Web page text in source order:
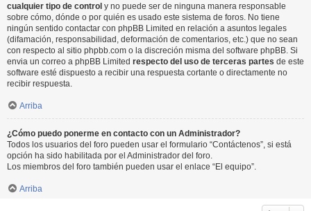
cualquier tipo de control y no puede ser de ninguna manera responsable
sobre cómo, dónde o por quién es usado este sistema de foros. No tiene
ningún sentido contactar con phpBB Limited en relación a asuntos legales
(difamación, responsabilidad, deformación de comentarios, etc.) que no sean
con respecto al sitio phpbb.com o la discreción misma del software phpBB. Si
envia un correo a phpBB Limited respecto del uso de terceras partes de este
software esté dispuesto a recibir una respuesta cortante o directamente no
recibir respuesta.
Arriba
¿Cómo puedo ponerme en contacto con un Administrador?
Todos los usuarios del foro pueden usar el formulario “Contáctenos”, si está
opción ha sido habilitada por el Administrador del foro.
Los miembros del foro también pueden usar el enlace “El equipo”.
Arriba